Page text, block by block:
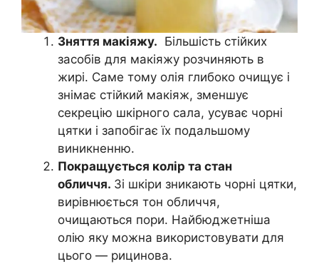
Зняття макіяжу. Більшість стійких
засобів для макіяжу розчиняють в
жирі. Саме тому олія глибоко очищує і
знімає стійкий макіяж, зменшує
секрецію шкірного сала, усуває чорні
цятки і запобігає їх подальшому
виникненню.
Покращується колір та стан
обличчя. Зі шкіри зникають чорні цятки,
вирівнюється тон обличчя,
очищаються пори. Найбюджетніша
олію яку можна використовувати для
цього — рицинова.